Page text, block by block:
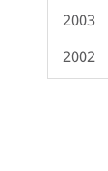
2003
2002